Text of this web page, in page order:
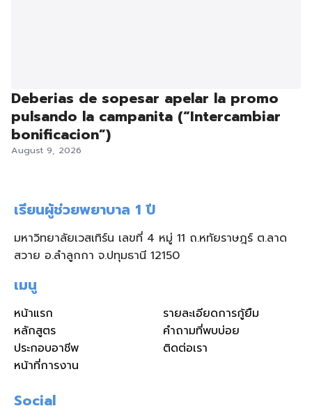
Deberias de sopesar apelar la promo
pulsando la campanita (“Intercambiar
bonificacion”)
August 9, 2026
เรียนผู้ช่วยพยาบาล 1 ปี
มหาวิทยาลัยเวสเทิร์น เลขที่ 4 หมู่ 11 ถ.หทัยราษฎร์ ต.ลาด
สวาย อ.ลำลูกกา จ.ปทุมธานี 12150
เมนู
หน้าแรก
หลักสูตร
ประกอบอาชีพ
หน้าที่การงาน
รายละเอียดการกู้ยืม
คำถามที่พบบ่อย
ติดต่อเรา
Social